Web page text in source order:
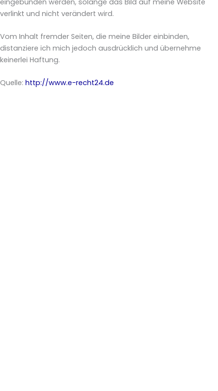
verlinkt und nicht verändert wird.
Vom Inhalt fremder Seiten, die meine Bilder einbinden,
distanziere ich mich jedoch ausdrücklich und übernehme
keinerlei Haftung.
Quelle: http://www.e-recht24.de